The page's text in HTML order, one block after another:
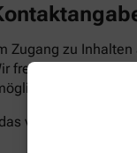
Zugang zu
freuen uns auf Ihr
zu beheben.
vorgesehene